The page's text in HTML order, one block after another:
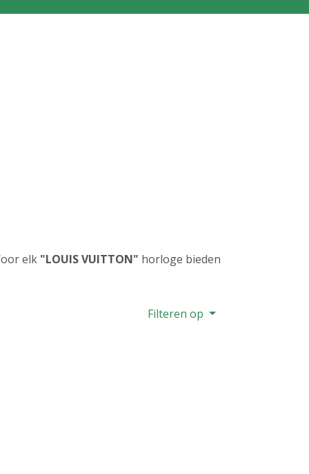
elk "LOUIS VUITTON" horloge bieden
Filteren op